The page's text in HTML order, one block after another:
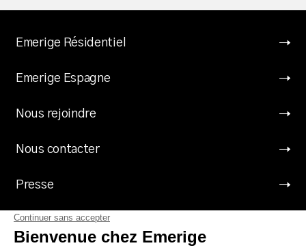
Emerige Résidentiel
Emerige Espagne
Nous rejoindre
Nous contacter
Presse
Suivez Emerige